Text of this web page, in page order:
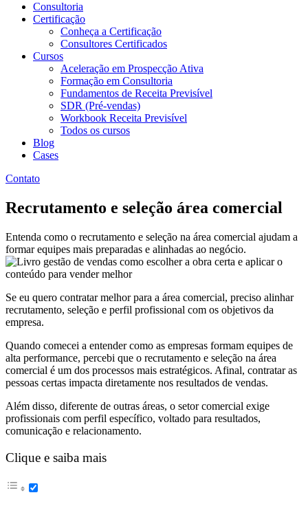
Consultoria
Certificação
Conheça a Certificação
Consultores Certificados
Cursos
Aceleração em Prospecção Ativa
Formação em Consultoria
Fundamentos de Receita Previsível
SDR (Pré-vendas)
Workbook Receita Previsível
Todos os cursos
Blog
Cases
Contato
Recrutamento e seleção área comercial
Entenda como o recrutamento e seleção na área comercial ajudam a
formar equipes mais preparadas e alinhadas ao negócio.
Se eu quero contratar melhor para a área comercial, preciso alinhar
recrutamento, seleção e perfil profissional com os objetivos da
empresa.
Quando comecei a entender como as empresas formam equipes de
alta performance, percebi que o recrutamento e seleção na área
comercial é um dos processos mais estratégicos. Afinal, contratar as
pessoas certas impacta diretamente nos resultados de vendas.
Além disso, diferente de outras áreas, o setor comercial exige
profissionais com perfil específico, voltado para resultados,
comunicação e relacionamento.
Clique e saiba mais